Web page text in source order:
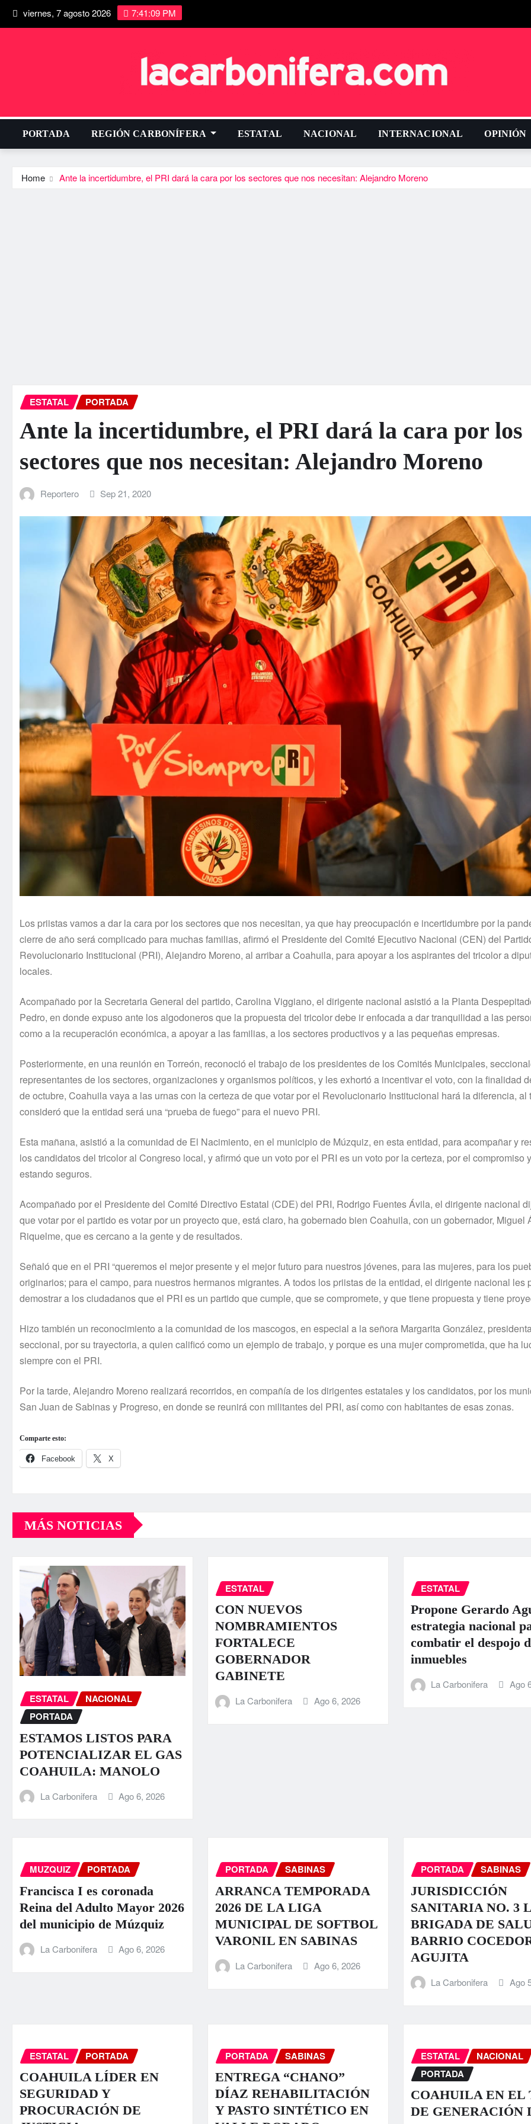
viernes, 7 agosto 2026 7:41:10 PM
PORTADA REGIÓN CARBONÍFERA ESTATAL NACIONAL INTERNACIONAL OPINIÓN
Home Ante la incertidumbre, el PRI dará la cara por los sectores que nos necesitan: Alejandro Moreno
ESTATAL PORTADA
Ante la incertidumbre, el PRI dará la cara por los
sectores que nos necesitan: Alejandro Moreno
Reportero Sep 21, 2020
Los priistas vamos a dar la cara por los sectores que nos necesitan, ya que hay preocupación e incertidumbre por la
cierre de año será complicado para muchas familias, afirmó el Presidente del Comité Ejecutivo Nacional (CEN) del
Revolucionario Institucional (PRI), Alejandro Moreno, al arribar a Coahuila, para apoyar a los aspirantes del tricolor a
locales.
Acompañado por la Secretaria General del partido, Carolina Viggiano, el dirigente nacional asistió a la Planta
Pedro, en donde expuso ante los algodoneros que la propuesta del tricolor debe ir enfocada a dar tranquilidad a las
como a la recuperación económica, a apoyar a las familias, a los sectores productivos y a las pequeñas empresas.
Posteriormente, en una reunión en Torreón, reconoció el trabajo de los presidentes de los Comités Municipales,
representantes de los sectores, organizaciones y organismos políticos, y les exhortó a incentivar el voto, con la finalidad
de octubre, Coahuila vaya a las urnas con la certeza de que votar por el Revolucionario Institucional hará la diferencia, al
consideró que la entidad será una “prueba de fuego” para el nuevo PRI.
Esta mañana, asistió a la comunidad de El Nacimiento, en el municipio de Múzquiz, en esta entidad, para acompañar y
los candidatos del tricolor al Congreso local, y afirmó que un voto por el PRI es un voto por la certeza, por el compromiso
estando seguros.
Acompañado por el Presidente del Comité Directivo Estatal (CDE) del PRI, Rodrigo Fuentes Ávila, el dirigente nacional
que votar por el partido es votar por un proyecto que, está claro, ha gobernado bien Coahuila, con un gobernador, Miguel
Riquelme, que es cercano a la gente y de resultados.
Señaló que en el PRI “queremos el mejor presente y el mejor futuro para nuestros jóvenes, para las mujeres, para los
originarios; para el campo, para nuestros hermanos migrantes. A todos los priistas de la entidad, el dirigente nacional les
demostrar a los ciudadanos que el PRI es un partido que cumple, que se compromete, y que tiene propuesta y tiene
Hizo también un reconocimiento a la comunidad de los mascogos, en especial a la señora Margarita González,
seccional, por su trayectoria, a quien calificó como un ejemplo de trabajo, y porque es una mujer comprometida, que ha
siempre con el PRI.
Por la tarde, Alejandro Moreno realizará recorridos, en compañía de los dirigentes estatales y los candidatos, por los
San Juan de Sabinas y Progreso, en donde se reunirá con militantes del PRI, así como con habitantes de esas zonas.
Comparte esto:
Facebook X
MÁS NOTICIAS
ESTATAL
NACIONAL
PORTADA
ESTAMOS LISTOS PARA
POTENCIALIZAR EL GAS
COAHUILA: MANOLO
La Carbonifera Ago 6, 2026
ESTATAL
CON NUEVOS
NOMBRAMIENTOS
FORTALECE
GOBERNADOR
GABINETE
La Carbonifera Ago 6, 2026
ESTATAL
Propone Gerardo
estrategia nacional
combatir el despojo
inmuebles
La Carbonifera Ago
MUZQUIZ PORTADA
Francisca I es coronada
Reina del Adulto Mayor 2026
del municipio de Múzquiz
La Carbonifera Ago 6, 2026
PORTADA SABINAS
ARRANCA TEMPORADA
2026 DE LA LIGA
MUNICIPAL DE SOFTBOL
VARONIL EN SABINAS
La Carbonifera Ago 6, 2026
PORTADA SABINAS
JURISDICCIÓN
SANITARIA NO. 3
BRIGADA DE
BARRIO
AGUJITA
La Carbonifera Ago
ESTATAL PORTADA
COAHUILA LÍDER EN
SEGURIDAD Y
PROCURACIÓN DE
PORTADA SABINAS
ENTREGA “CHANO”
DÍAZ REHABILITACIÓN
Y PASTO SINTÉTICO EN
ESTATAL
NACIONAL
PORTADA
COAHUILA EN EL
DE GENERACIÓN